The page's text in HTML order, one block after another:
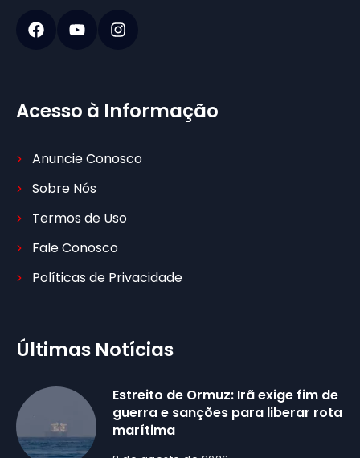
Acesso à Informação
Anuncie Conosco
Sobre Nós
Termos de Uso
Fale Conosco
Políticas de Privacidade
Últimas Notícias
Estreito de Ormuz: Irã exige fim de
guerra e sanções para liberar rota
marítima